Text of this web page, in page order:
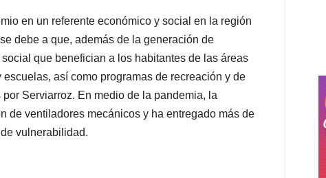
en un referente económico y social en la región
debe a que, además de la generación de
que benefician a los habitantes de las áreas
así como programas de recreación y de
Serviarroz. En medio de la pandemia, la
de ventiladores mecánicos y ha entregado más de
vulnerabilidad.